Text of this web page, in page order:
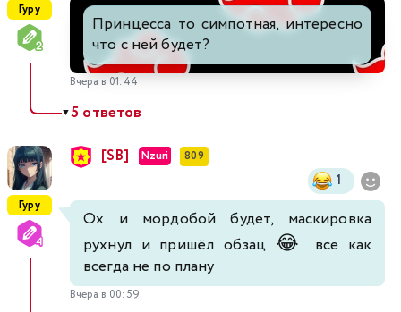
Гуру
Принцесса то симпотная, интересно
что с ней будет?
Вчера в 01:44
▼5 ответов
Гуру
[SB] Nzuri 809
1
Ох и мордобой будет, маскировка
рухнул и пришёл обзац 😂
все как
всегда не по плану
Вчера в 00:59